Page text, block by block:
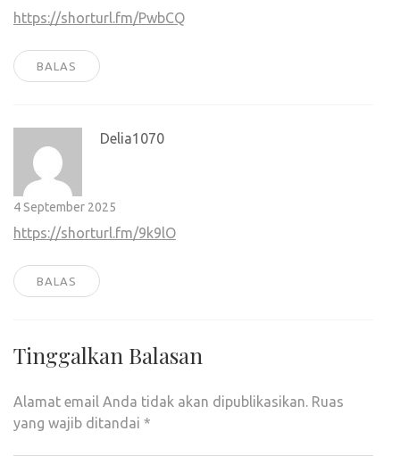
https://shorturl.fm/PwbCQ
BALAS
Delia1070
4 September 2025
https://shorturl.fm/9k9lO
BALAS
Tinggalkan Balasan
Alamat email Anda tidak akan dipublikasikan. Ruas
yang wajib ditandai *